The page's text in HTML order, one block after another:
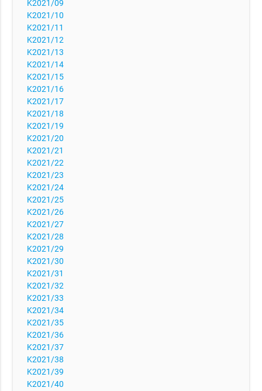
K2021/09
K2021/10
K2021/11
K2021/12
K2021/13
K2021/14
K2021/15
K2021/16
K2021/17
K2021/18
K2021/19
K2021/20
K2021/21
K2021/22
K2021/23
K2021/24
K2021/25
K2021/26
K2021/27
K2021/28
K2021/29
K2021/30
K2021/31
K2021/32
K2021/33
K2021/34
K2021/35
K2021/36
K2021/37
K2021/38
K2021/39
K2021/40